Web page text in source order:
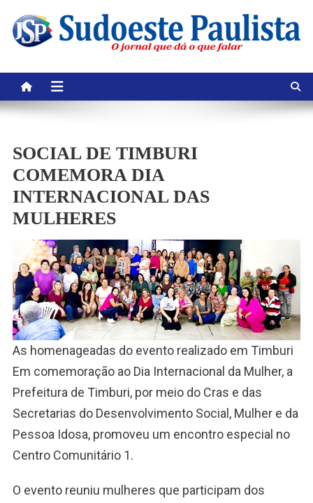
content
SOCIAL DE TIMBURI
COMEMORA DIA
INTERNACIONAL DAS
MULHERES
As homenageadas do evento realizado em Timburi
Em comemoração ao Dia Internacional da Mulher, a
Prefeitura de Timburi, por meio do Cras e das
Secretarias do Desenvolvimento Social, Mulher e da
Pessoa Idosa, promoveu um encontro especial no
Centro Comunitário 1.
O evento reuniu mulheres que participam dos